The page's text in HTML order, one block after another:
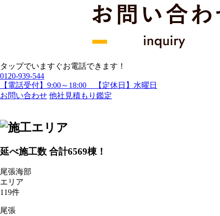
タップでいますぐお電話できます！
0120-939-544
【電話受付】9:00～18:00 【定休日】水曜日
お問い合わせ 他社見積もり鑑定
延べ施工数 合計6569棟！
尾張海部
エリア
119件
尾張